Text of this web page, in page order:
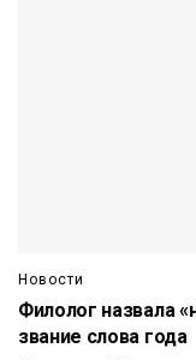
Новости
Филолог назвала
звание слова года